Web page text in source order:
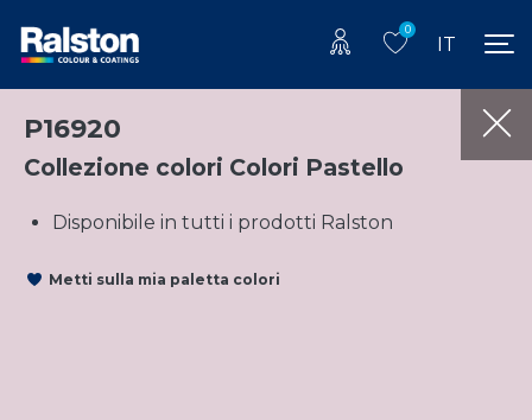
0
IT
P16920
Collezione colori Colori Pastello
Disponibile in tutti i prodotti Ralston
Metti sulla mia paletta colori